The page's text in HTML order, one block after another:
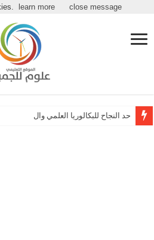
مرحباً بكـ بموقع
حد النجاح للبكالوريا العلمي والأدبي
learn more close message